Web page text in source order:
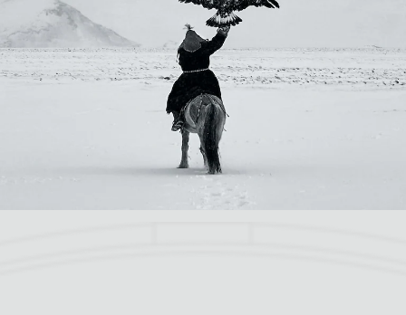
Équipée de la technologie durable Eco‑Drive exclusive à
Citizen alimentée par la lumière sous toutes ses formes,
la montre n’a jamais besoin de pile. Parmi ses
fonctionnalités avancées se trouvent une aiguille des
heures qui peut être réglée indépendamment, un
calendrier perpétuel, un compteur de réserve d’énergie, la
correction des décalages horaires et la mise à jour du
calendrier à minuit juste. Hydrorésistante jusqu’à
Production limitée à 300 montres non numérotées pour